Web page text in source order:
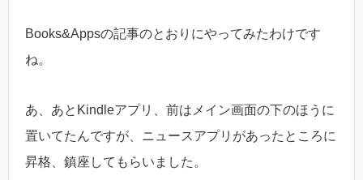
Books&Appsの記事のとおりにやってみたわけです
ね。
あ、あとKindleアプリ、前はメイン画面の下のほうに
置いてたんですが、ニュースアプリがあったところに
昇格、鎮座してもらいました。